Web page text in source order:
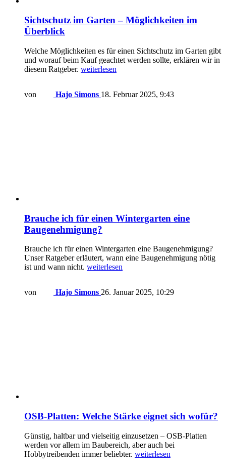
Sichtschutz im Garten – Möglichkeiten im
Überblick
Welche Möglichkeiten es für einen Sichtschutz im Garten gibt
und worauf beim Kauf geachtet werden sollte, erklären wir in
diesem Ratgeber. weiterlesen
von Hajo Simons 18. Februar 2025, 9:43
Brauche ich für einen Wintergarten eine
Baugenehmigung?
Brauche ich für einen Wintergarten eine Baugenehmigung?
Unser Ratgeber erläutert, wann eine Baugenehmigung nötig
ist und wann nicht. weiterlesen
von Hajo Simons 26. Januar 2025, 10:29
OSB-Platten: Welche Stärke eignet sich wofür?
Günstig, haltbar und vielseitig einzusetzen – OSB-Platten
werden vor allem im Baubereich, aber auch bei
Hobbytreibenden immer beliebter. weiterlesen